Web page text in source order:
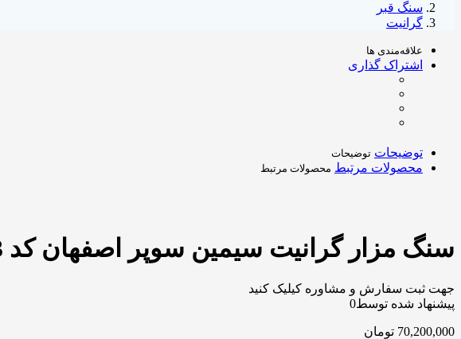
سنگ قبر
گرانیت
علاقه‌مندی ها
اشتراک گذاری
توضیحات توضیحات
محصولات مرتبط محصولات مرتبط
سنگ مزار گرانیت سیمین سوپر اصفهان کد 113
جهت ثبت سفارش و مشاوره کیلیک کنید
پیشنهاد شده توسط0
70,200,000 تومان